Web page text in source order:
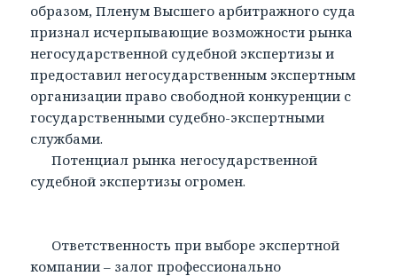
образом, Пленум Высшего арбитражного суда
признал исчерпывающие возможности рынка
негосударственной судебной экспертизы и
предоставил негосударственным экспертным
организации право свободной конкуренции с
государственными судебно-экспертными
службами.
Потенциал рынка негосударственной
судебной экспертизы огромен.
Ответственность при выборе экспертной
компании – залог профессионально